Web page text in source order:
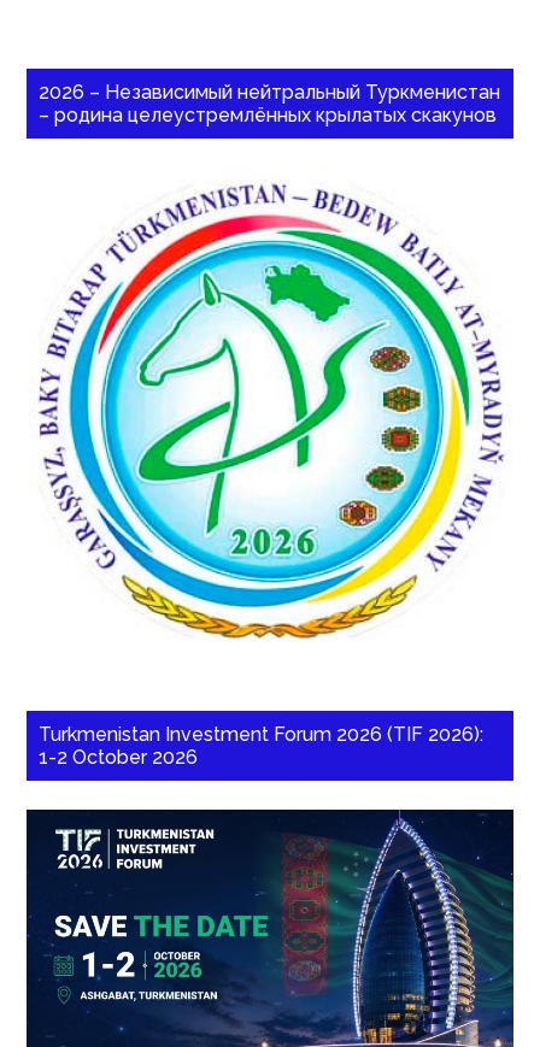
2026 – Независимый нейтральный Туркменистан
– родина целеустремлённых крылатых скакунов
Turkmenistan Investment Forum 2026 (TIF 2026):
1-2 October 2026